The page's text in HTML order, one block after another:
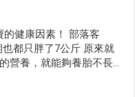
健康因素！ 部落客
都只胖了7公斤 原來就
營養，就能夠養胎不長